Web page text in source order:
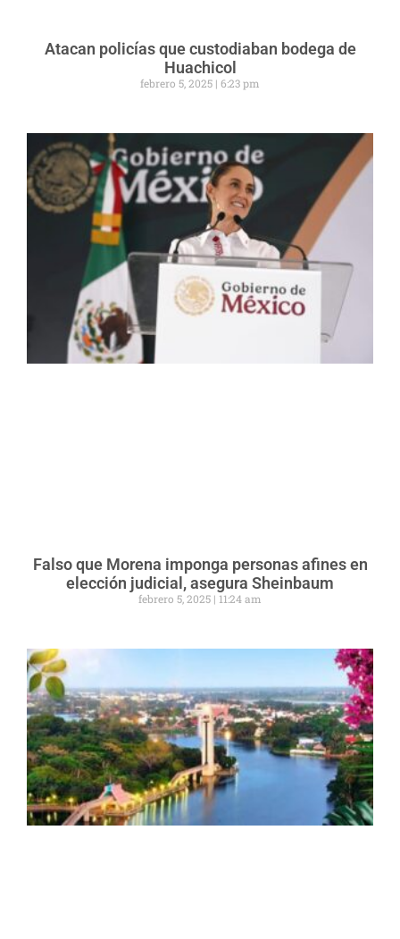
Atacan policías que custodiaban bodega de
Huachicol
febrero 5, 2025 6:23 pm
Falso que Morena imponga personas afines en
elección judicial, asegura Sheinbaum
febrero 5, 2025 11:24 am